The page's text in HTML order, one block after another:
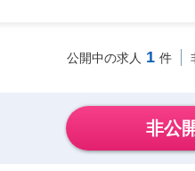
公開中の求人 1 件
非公